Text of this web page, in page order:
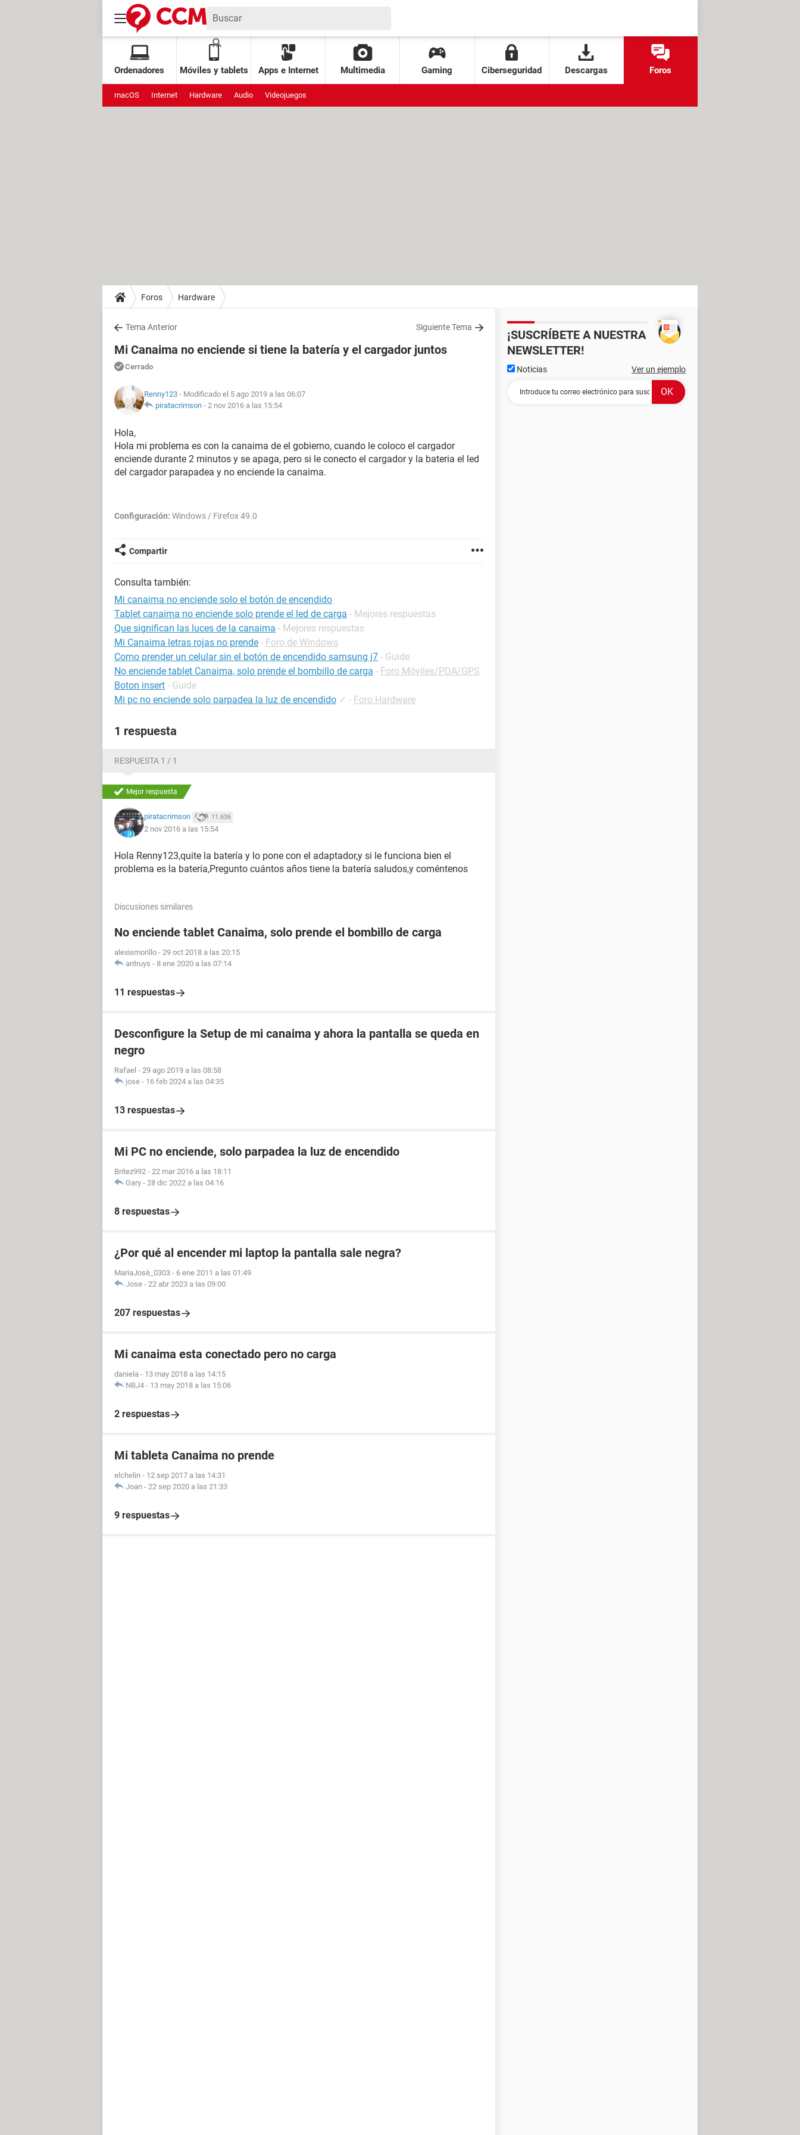
Ordenadores Móviles y tablets Apps e Internet Multimedia Gaming Ciberseguridad Descargas Foros
macOS Internet Hardware Audio Videojuegos
Foros Hardware
Tema Anterior Siguiente Tema
Mi Canaima no enciende si tiene la batería y el cargador juntos
Cerrado
Renny123 - Modificado el 5 ago 2019 a las 06:07
piratacrimson - 2 nov 2016 a las 15:54
Hola,
Hola mi problema es con la canaima de el gobierno, cuando le coloco el cargador
enciende durante 2 minutos y se apaga, pero si le conecto el cargador y la bateria el led
del cargador parapadea y no enciende la canaima.
Configuración: Windows / Firefox 49.0
Compartir
Consulta también:
Mi canaima no enciende solo el botón de encendido
Tablet canaima no enciende solo prende el led de carga - Mejores respuestas
Que significan las luces de la canaima - Mejores respuestas
Mi Canaima letras rojas no prende - Foro de Windows
Como prender un celular sin el botón de encendido samsung j7 - Guide
No enciende tablet Canaima, solo prende el bombillo de carga - Foro Móviles/PDA/GPS
Boton insert - Guide
Mi pc no enciende solo parpadea la luz de encendido ✓ - Foro Hardware
1 respuesta
RESPUESTA 1 / 1
Mejor respuesta
piratacrimson 11.636
2 nov 2016 a las 15:54
Hola Renny123,quite la batería y lo pone con el adaptador,y si le funciona bien el
problema es la batería,Pregunto cuántos años tiene la batería saludos,y coméntenos
Discusiones similares
No enciende tablet Canaima, solo prende el bombillo de carga
alexismorillo - 29 oct 2018 a las 20:15
antruys - 8 ene 2020 a las 07:14
11 respuestas
Desconfigure la Setup de mi canaima y ahora la pantalla se queda en
negro
Rafael - 29 ago 2019 a las 08:58
jose - 16 feb 2024 a las 04:35
13 respuestas
Mi PC no enciende, solo parpadea la luz de encendido
Britez992 - 22 mar 2016 a las 18:11
Gary - 28 dic 2022 a las 04:16
8 respuestas
¿Por qué al encender mi laptop la pantalla sale negra?
MariaJosè_0303 - 6 ene 2011 a las 01:49
Jose - 22 abr 2023 a las 09:00
207 respuestas
Mi canaima esta conectado pero no carga
daniela - 13 may 2018 a las 14:15
NBJ4 - 13 may 2018 a las 15:06
2 respuestas
Mi tableta Canaima no prende
elchelin - 12 sep 2017 a las 14:31
Joan - 22 sep 2020 a las 21:33
9 respuestas
¡SUSCRÍBETE A NUESTRA
NEWSLETTER!
Noticias Ver un ejemplo